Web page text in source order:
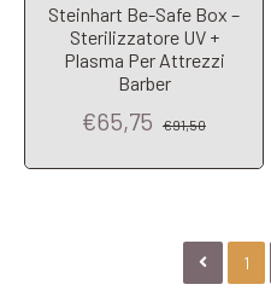
Steinhart Be-Safe Box –
Sterilizzatore UV +
Plasma Per Attrezzi
Barber
€65,75 €91,50
1